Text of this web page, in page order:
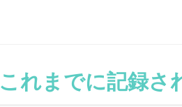
これまでに記録さ